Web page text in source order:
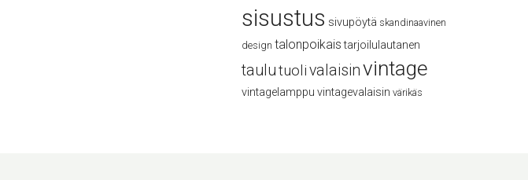
sisustus sivupöytä skandinaavinen
design talonpoikais tarjoilulautanen
taulutuolivalaisinvintage
vintagelamppu vintagevalaisin värikäs